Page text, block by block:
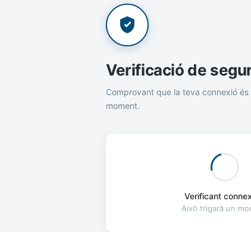
Verificació de
Comprovant que la teva connexió és
moment.
Verificant
Això trigarà un